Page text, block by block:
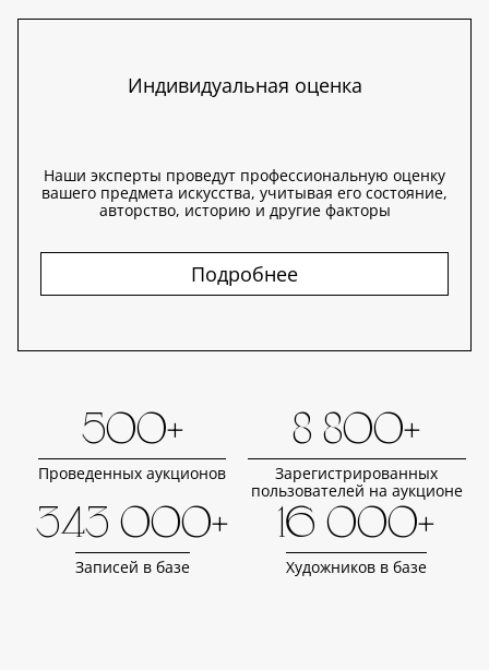
Индивидуальная оценка
Наши эксперты проведут профессиональную оценку
вашего предмета искусства, учитывая его состояние,
авторство, историю и другие факторы
Подробнее
500+
Проведенных аукционов
8 800+
Зарегистрированных
пользователей на аукционе
343 000+
Записей в базе
16 000+
Художников в базе